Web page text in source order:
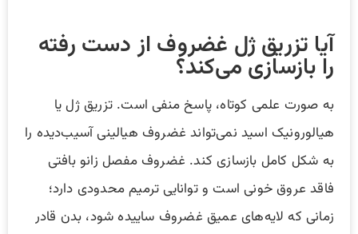
آیا تزریق ژل غضروف از دست رفته
را بازسازی می‌کند؟
به صورت علمی کوتاه، پاسخ منفی است. تزریق ژل یا
هیالورونیک اسید نمی‌تواند غضروف هیالینی آسیب‌دیده را
به شکل کامل بازسازی کند. غضروف مفصل زانو بافتی
فاقد عروق خونی است و توانایی ترمیم محدودی دارد؛
زمانی که لایه‌های عمیق غضروف ساییده شود، بدن قادر